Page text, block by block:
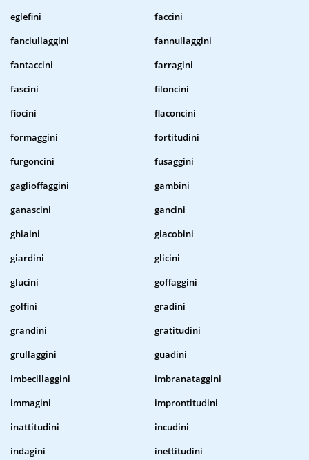
eglefini
faccini
fanciullaggini
fannullaggini
fantaccini
farragini
fascini
filoncini
fiocini
flaconcini
formaggini
fortitudini
furgoncini
fusaggini
gaglioffaggini
gambini
ganascini
gancini
ghiaini
giacobini
giardini
glicini
glucini
goffaggini
golfini
gradini
grandini
gratitudini
grullaggini
guadini
imbecillaggini
imbranataggini
immagini
improntitudini
inattitudini
incudini
indagini
inettitudini